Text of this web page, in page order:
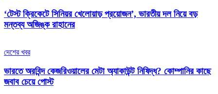
‘টেস্ট ক্রিকেটে সিনিয়র খেলোয়াড় প্রয়োজন’, ভারতীয় দল নিয়ে বড়
মন্তব্য অজিঙ্ক রাহানের
দেশের খবর
ভারতে অরবিন্দ কেজরিওয়ালের মেটা অ্যাকাউন্ট নিষিদ্ধ? কোম্পানির কাছে
জবাব চেয়ে পোস্ট